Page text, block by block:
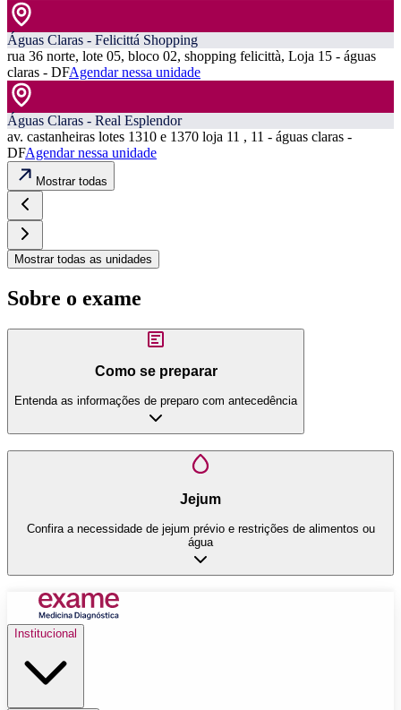
Águas Claras - Felicittá Shopping
rua 36 norte, lote 05, bloco 02, shopping felicittà, Loja 15 - águas
claras - DFAgendar nessa unidade
Águas Claras - Real Esplendor
av. castanheiras lotes 1310 e 1370 loja 11 , 11 - águas claras -
DFAgendar nessa unidade
Mostrar todas
Mostrar todas as unidades
Sobre o exame
Como se preparar
Entenda as informações de preparo com antecedência
Jejum
Confira a necessidade de jejum prévio e restrições de alimentos ou
água
Institucional